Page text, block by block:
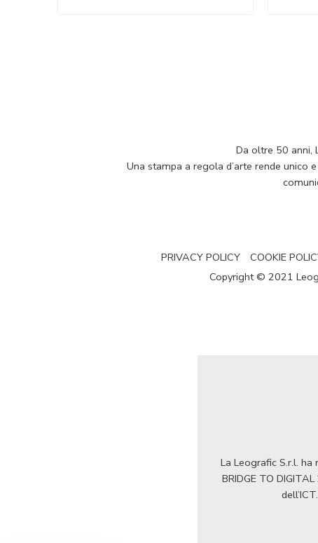
Da oltre 50 anni,
Una stampa a regola d’arte rende unico
PRIVACY POLICY COOKIE
Copyright © 2021
La Leografic S.r.l.
BRIDGE TO